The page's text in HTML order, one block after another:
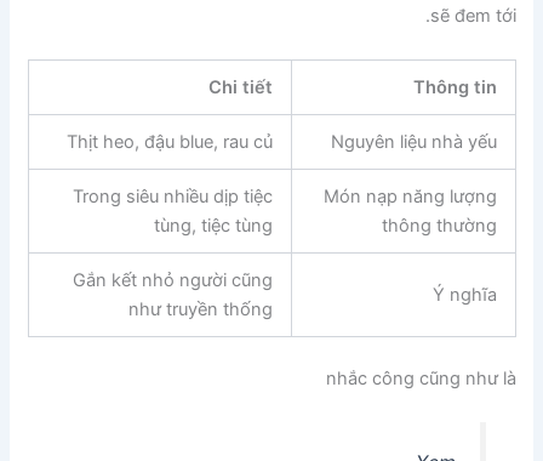
sẽ đem tới.
Thông tin
Chi tiết
Nguyên liệu nhà yếu
Thịt heo, đậu blue, rau củ
Món nạp năng lượng
thông thường
Trong siêu nhiều dịp tiệc
tùng, tiệc tùng
Ý nghĩa
Gắn kết nhỏ người cũng
như truyền thống
nhắc công cũng như là